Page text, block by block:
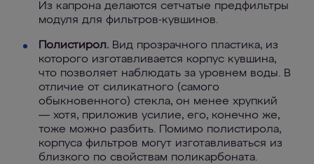
Из капрона делаются сетчатые предфильтры
модуля для фильтров-кувшинов.
Полистирол. Вид прозрачного пластика, из
которого изготавливается корпус кувшина,
что позволяет наблюдать за уровнем воды. В
отличие от силикатного (самого
обыкновенного) стекла, он менее хрупкий
— хотя, приложив усилие, его, конечно же,
тоже можно разбить. Помимо полистирола,
корпуса фильтров могут изготавливаться из
близкого по свойствам поликарбоната.